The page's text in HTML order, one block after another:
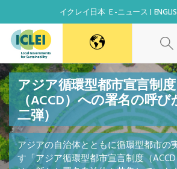
イクレイ日本 Ｅ-ニュース
World Secretariat
Africa Secretariat
Canada Office
アジア循環型都市宣言制度
（ACCD）への署名の呼び
二弾）
アジアの自治体とともに循環型都市の
す「アジア循環型都市宣言制度（